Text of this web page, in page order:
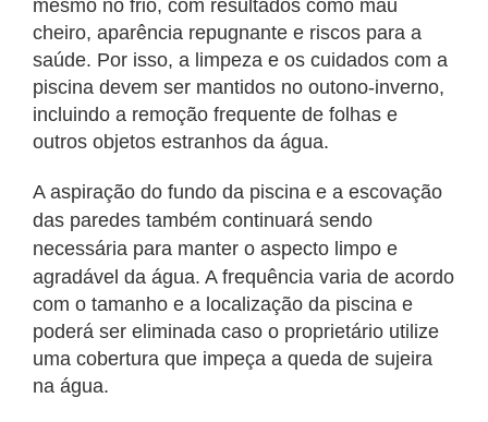
mesmo no frio, com resultados como mau
cheiro, aparência repugnante e riscos para a
saúde. Por isso, a limpeza e os cuidados com a
piscina devem ser mantidos no outono-inverno,
incluindo a remoção frequente de folhas e
outros objetos estranhos da água.
A aspiração do fundo da piscina e a escovação
das paredes também continuará sendo
necessária para manter o aspecto limpo e
agradável da água. A frequência varia de acordo
com o tamanho e a localização da piscina e
poderá ser eliminada caso o proprietário utilize
uma cobertura que impeça a queda de sujeira
na água.